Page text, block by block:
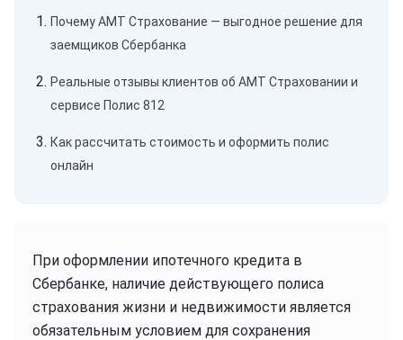
Почему АМТ Страхование — выгодное решение для
заемщиков Сбербанка
Реальные отзывы клиентов об АМТ Страховании и
сервисе Полис 812
Как рассчитать стоимость и оформить полис
онлайн
При оформлении ипотечного кредита в
Сбербанке, наличие действующего полиса
страхования жизни и недвижимости является
обязательным условием для сохранения